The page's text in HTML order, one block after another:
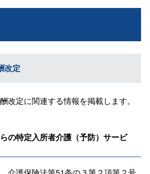
改定
改定に関連する情報を掲載します。
の特定入所者介護（予防）サービ